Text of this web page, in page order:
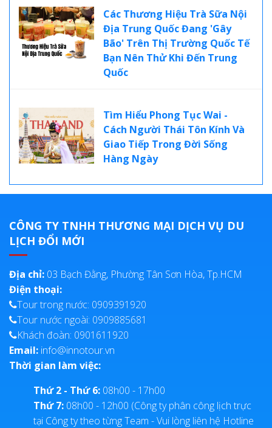
Các Thương Hiệu Trà Sữa Nội
Địa Trung Quốc Đang 'Gây
Bão' Trên Thị Trường Quốc Tế
Bạn Nên Thử Khi Đến Trung
Quốc
Tìm Hiểu Phong Tục Wai -
Cách Người Thái Tôn Kính Và
Giao Tiếp Trong Đời Sống
Hàng Ngày
CÔNG TY TNHH THƯƠNG MẠI DỊCH VỤ DU
LỊCH ĐỔI MỚI
Địa chỉ: 03 Bạch Đằng, Phường Tân Sơn Hòa, Tp.HCM
Điện thoại:
Tour trong nước: 0909391920
Tour nước ngoài: 0909885681
Khách đoàn: 0901611920
Email: info@innotour.vn
Thời gian làm việc:
Thứ 2 - Thứ 6: 08h00 - 17h00
Thứ 7: 08h00 - 12h00 (Công ty phân công lịch trực
tại Công ty theo từng Team - Vui lòng liên hệ Hotline